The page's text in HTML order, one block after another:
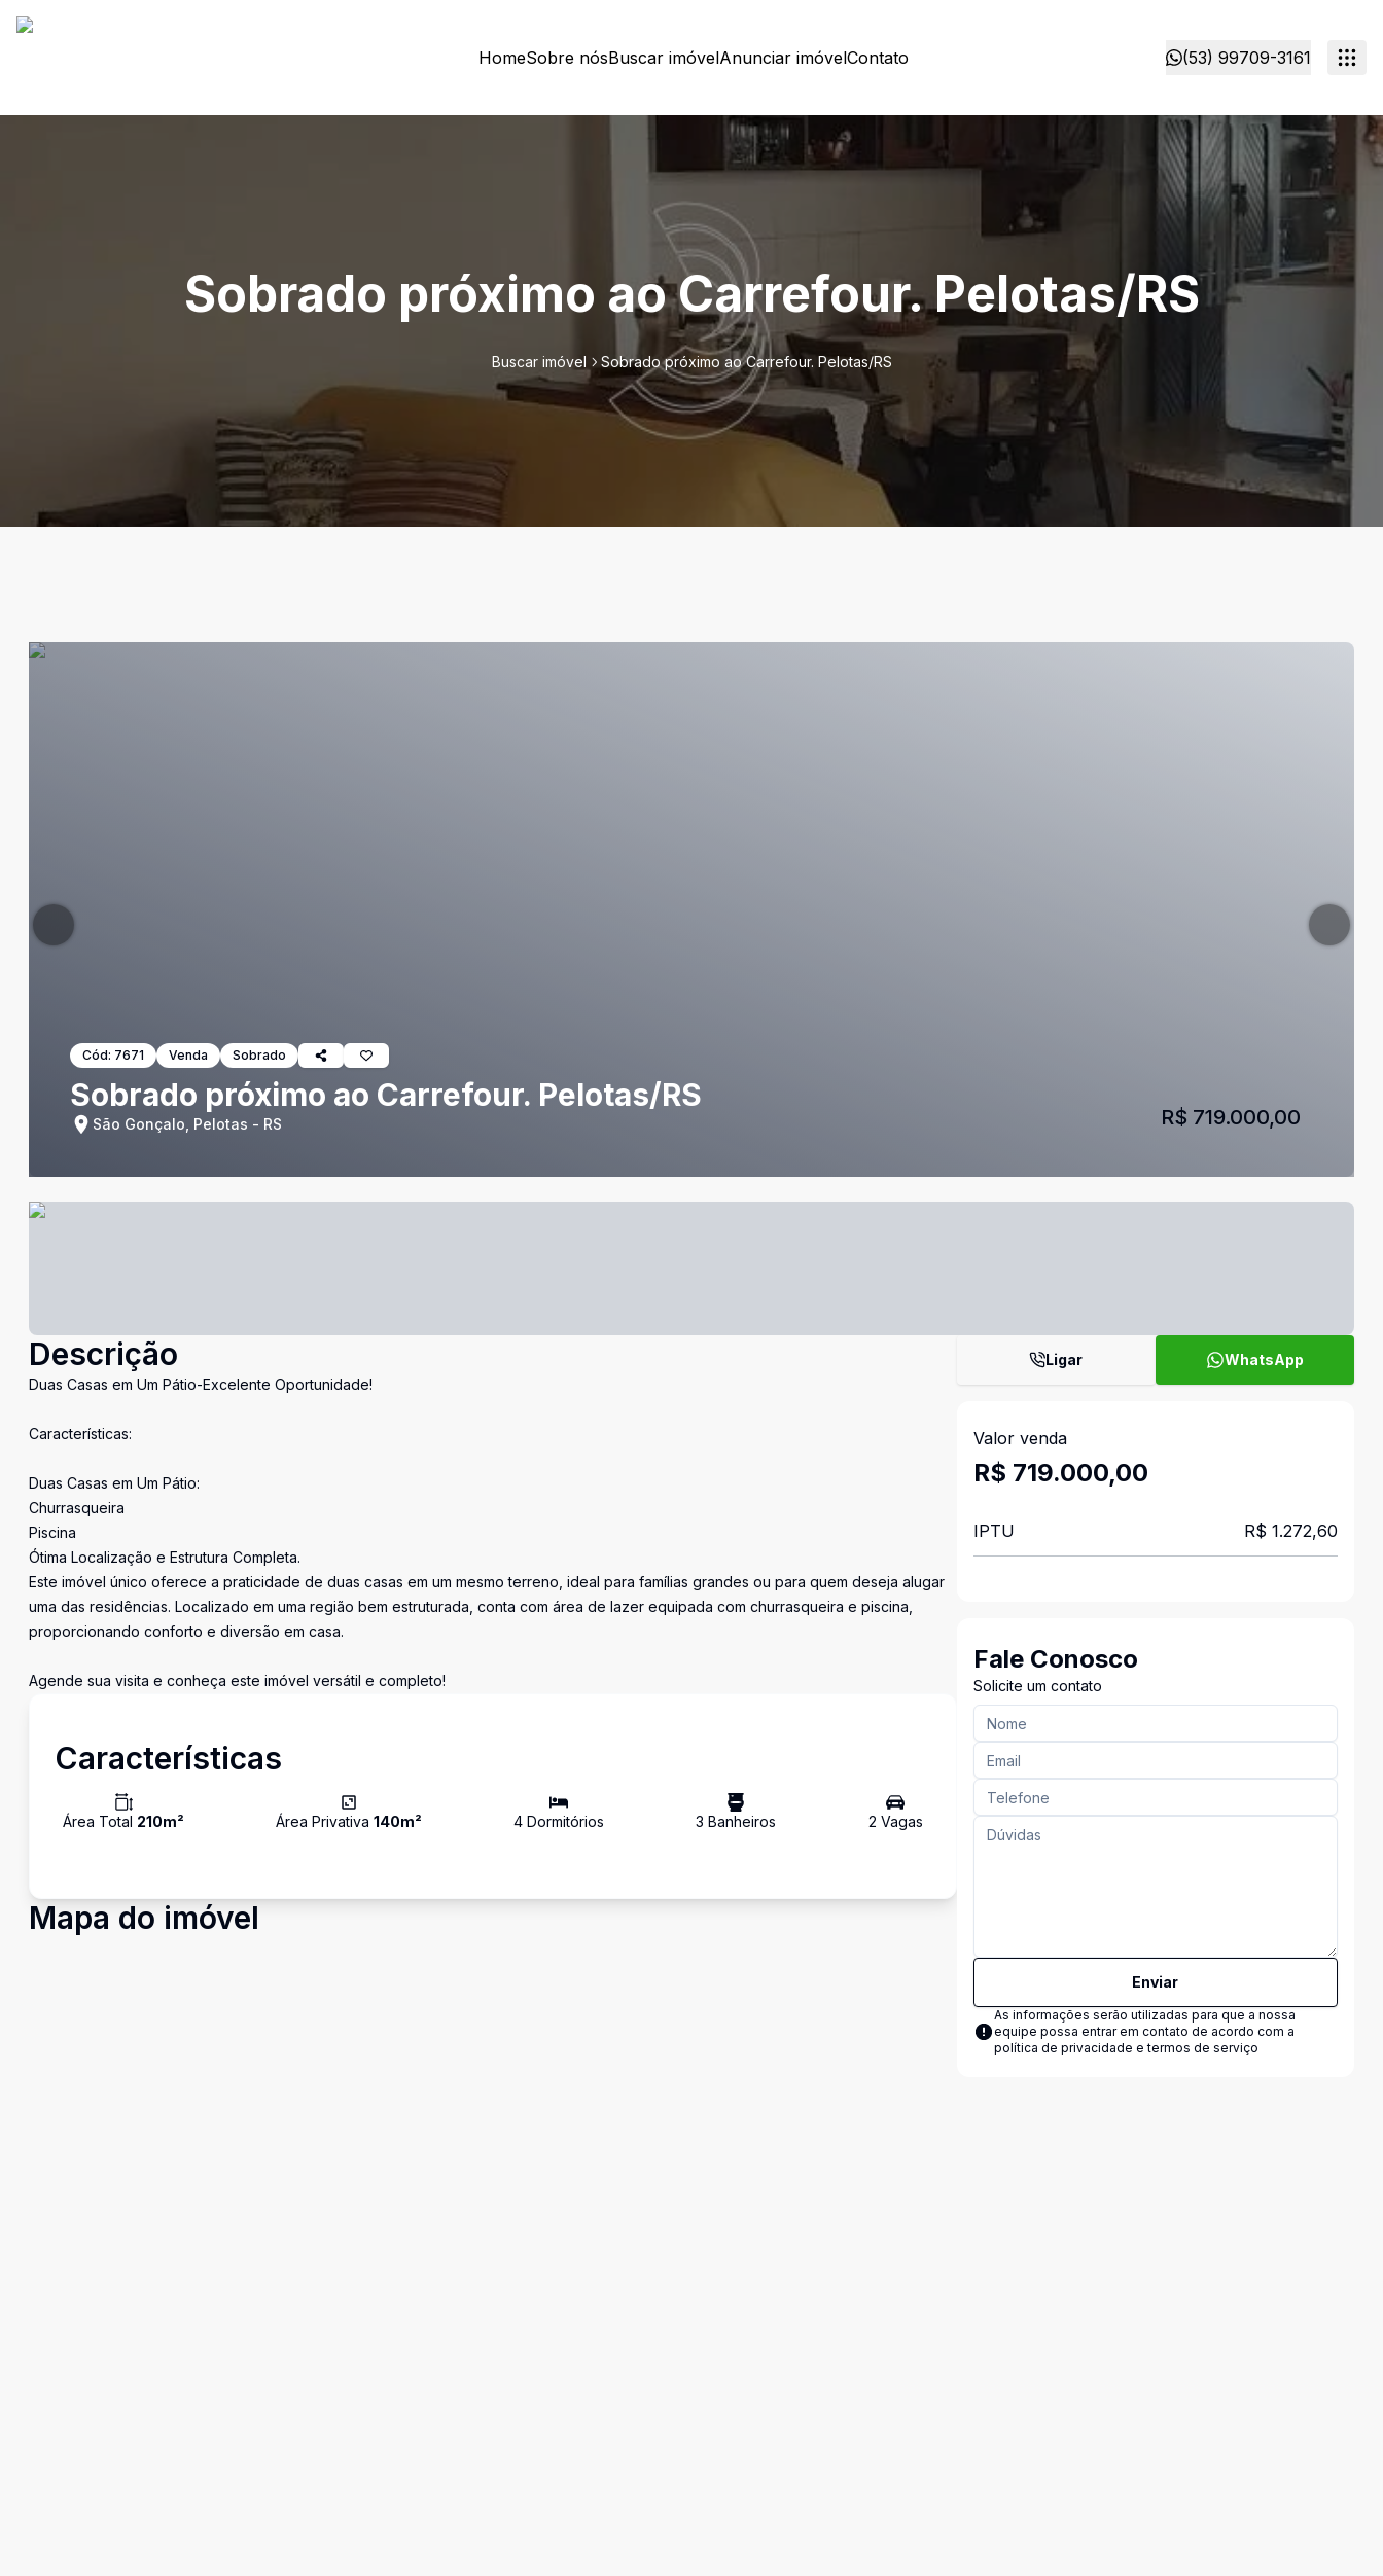
HomeSobre nósBuscar imóvelAnunciar imóvelContato (53) 99709-3161
Sobrado próximo ao Carrefour. Pelotas/RS
Buscar imóvel Sobrado próximo ao Carrefour. Pelotas/RS
Cód: 7671 Venda Sobrado
Sobrado próximo ao Carrefour. Pelotas/RS
São Gonçalo, Pelotas - RS R$ 719.000,00
Descrição
Duas Casas em Um Pátio-Excelente Oportunidade!
Características:
Duas Casas em Um Pátio:
Churrasqueira
Piscina
Ótima Localização e Estrutura Completa.
Este imóvel único oferece a praticidade de duas casas em um mesmo terreno, ideal para famílias grandes ou para quem deseja alugar
uma das residências. Localizado em uma região bem estruturada, conta com área de lazer equipada com churrasqueira e piscina,
proporcionando conforto e diversão em casa.
Agende sua visita e conheça este imóvel versátil e completo!
Características
Área Total 210m² Área Privativa140m² 4 Dormitórios 3 Banheiros 2 Vagas
Mapa do imóvel
Ligar WhatsApp
Valor venda
R$ 719.000,00
IPTU R$ 1.272,60
Fale Conosco
Solicite um contato
Enviar
As informações serão utilizadas para que a nossa
equipe possa entrar em contato de acordo com a
política de privacidade e termos de serviço